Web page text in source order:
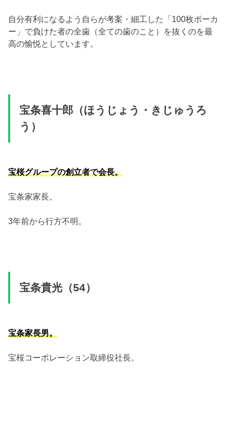
自分有利になるよう自らが考案・細工した「100枚ポーカ
ー」で負けた者の全歯（全ての歯のこと）を抜くのを最
高の愉悦としています。
宝条喜十郎（ほうじょう・きじゅうろ
う）
宝桜グループの創立者で会長。
宝条家家長。
3年前から行方不明。
宝条貴光（54）
宝条家長男。
宝桜コーポレーション取締役社長。